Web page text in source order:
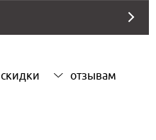
скидки отзывам